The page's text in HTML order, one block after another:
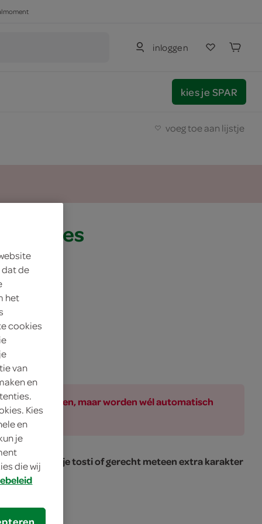
inloggen
kies je SPAR
voeg toe aan lijstje
fles
de producten, maar worden wél automatisch
geeft je tosti of gerecht meteen extra karakter
de
het
cookies
van
en
Kies
en
je
die wij